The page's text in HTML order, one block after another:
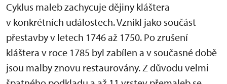
Cyklus maleb zachycuje dějiny kláštera
v konkrétních událostech. Vznikl jako součást
přestavby v letech 1746 až 1750. Po zrušení
kláštera v roce 1785 byl zabílen a v současné době
jsou malby znovu restaurovány. Z důvodu velmi